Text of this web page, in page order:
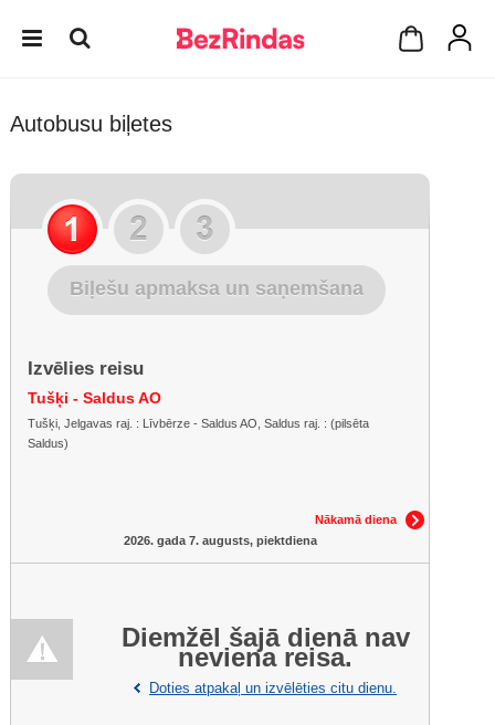
Autobusu biļetes
Biļešu apmaksa un saņemšana
Izvēlies reisu
Tušķi - Saldus AO
Tušķi, Jelgavas raj. : Līvbērze - Saldus AO, Saldus raj. : (pilsēta
Saldus)
Nākamā diena
2026. gada 7. augusts, piektdiena
Diemžēl šajā dienā nav
neviena reisa.
Doties atpakaļ un izvēlēties citu dienu.